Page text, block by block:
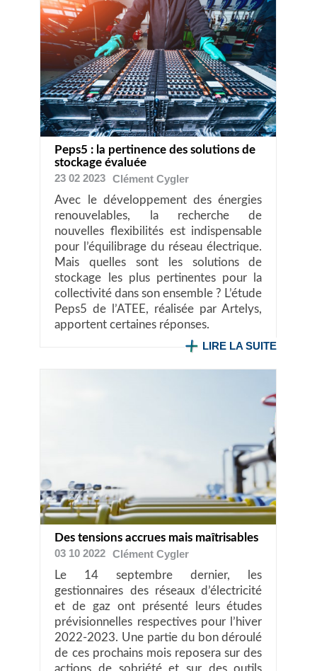
Peps5 : la pertinence des solutions de
stockage évaluée
23 02 2023
ClémentCygler
Avec le développement des énergies
renouvelables, la recherche de
nouvelles flexibilités est indispensable
pour l’équilibrage du réseau électrique.
Mais quelles sont les solutions de
stockage les plus pertinentes pour la
collectivité dans son ensemble ? L’étude
Peps5 de l’ATEE, réalisée par Artelys,
apportent certaines réponses.
LIRE LA SUITE
Des tensions accrues mais maîtrisables
03 10 2022
ClémentCygler
Le 14 septembre dernier, les
gestionnaires des réseaux d’électricité
et de gaz ont présenté leurs études
prévisionnelles respectives pour l’hiver
2022-2023. Une partie du bon déroulé
de ces prochains mois reposera sur des